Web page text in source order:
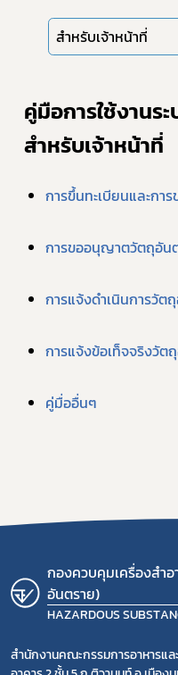
สำหรับเจ้าหน้าที่
คู่มือการใช้งานร
สำหรับเจ้าหน้าที่
การขึ้นทะเบียนและกา
การขออนุญาตวัตถุอัน
การแจ้งดำเนินการวัต
การแจ้งข้อเท็จจริงวัต
คู่มื่ออื่นๆ
กองควบคุมเครื่องสำ
อันตราย)
HAZARDOUS
สำนักงานคณะกรรมการอาหารแ
covid
พรบ